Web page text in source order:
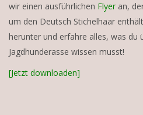
wir einen ausführlichen Flyer an,
um den Deutsch Stichelhaar
herunter und erfahre alles, was du
Jagdhunderasse wissen musst!
[Jetzt downloaden]